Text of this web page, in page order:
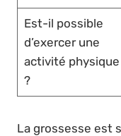
Est-il possible
d’exercer une
activité physique
?
La grossesse est